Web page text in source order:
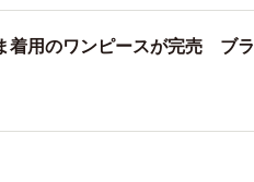
着用のワンピースが完売 ブラ